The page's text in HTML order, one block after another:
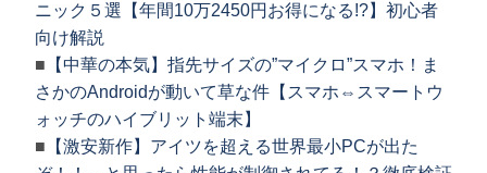
ニック５選【年間10万2450円お得になる!?】初心者
向け解説
■ 【中華の本気】指先サイズの”マイクロ”スマホ！ま
さかのAndroidが動いて草な件【スマホ⇔スマートウ
ォッチのハイブリット端末】
■ 【激安新作】アイツを超える世界最小PCが出た